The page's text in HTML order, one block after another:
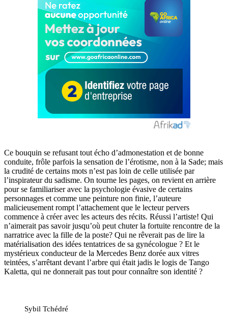
Ce bouquin se refusant tout écho d’admonestation et de bonne
conduite, frôle parfois la sensation de l’érotisme, non à la Sade; mais
la crudité de certains mots n’est pas loin de celle utilisée par
l’inspirateur du sadisme. On tourne les pages, on revient en arrière
pour se familiariser avec la psychologie évasive de certains
personnages et comme une peinture non finie, l’auteure
malicieusement rompt l’attachement que le lecteur pervers
commence à créer avec les acteurs des récits. Réussi l’artiste! Qui
n’aimerait pas savoir jusqu’où peut chuter la fortuite rencontre de la
narratrice avec la fille de la poste? Qui ne rêverait pas de lire la
matérialisation des idées tentatrices de sa gynécologue ? Et le
mystérieux conducteur de la Mercedes Benz dorée aux vitres
teintées, s’arrêtant devant l’arbre qui était jadis le logis de Tango
Kaletta, qui ne donnerait pas tout pour connaître son identité ?
Sybil Tchédré